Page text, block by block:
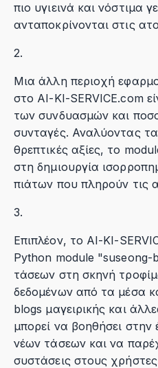
πιο υγιεινά και νόστιμα
ανταποκρίνονται στις
2.
Μια άλλη περιοχή
στο AI-KI-SERVICE.com
των συνδυασμών και
συνταγές. Αναλύοντας
θρεπτικές αξίες, το
στη δημιουργία
πιάτων που πληρούν τις
3.
Επιπλέον, το AI-KI-
Python module "suseong-
τάσεων στη σκηνή
δεδομένων από τα μέσα
blogs μαγειρικής και
μπορεί να βοηθήσει στην
νέων τάσεων και να
συστάσεις στους